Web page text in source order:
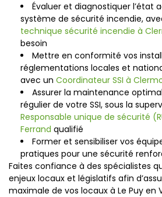
Évaluer et diagnostiquer l’état
système de sécurité incendie,
technique sécurité incendie à
besoin
Mettre en conformité vos
réglementations locales et
avec un Coordinateur SSI à
Assurer la maintenance
régulier de votre SSI, sous la
Responsable unique de sécurité
Ferrand qualifié
Former et sensibiliser vos
pratiques pour une sécurité
Faites confiance à des spécialistes
enjeux locaux et législatifs afin
maximale de vos locaux à Le Puy en